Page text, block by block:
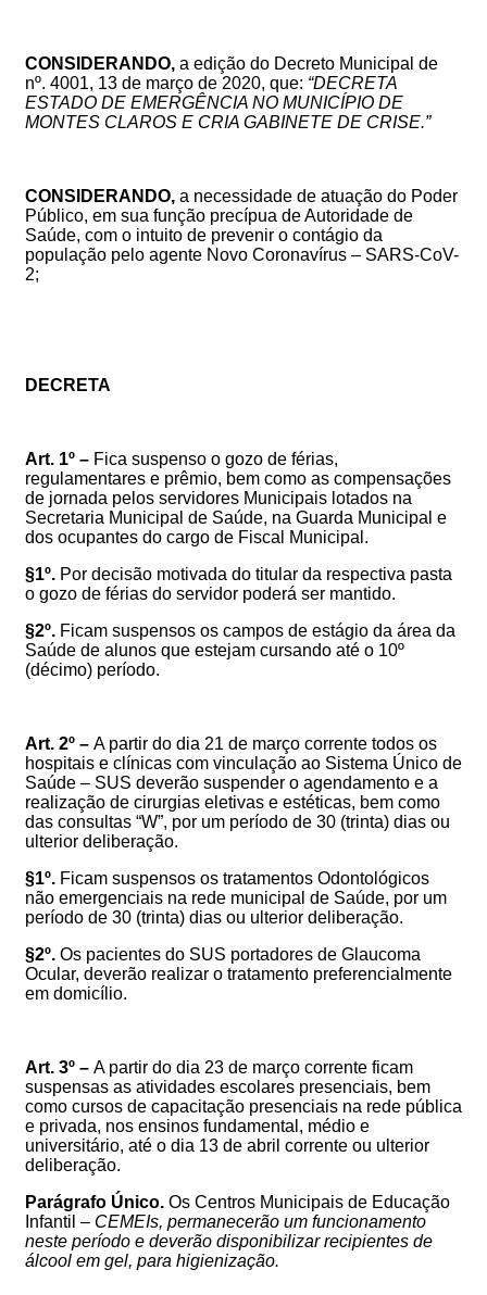
CONSIDERANDO, a edição do Decreto Municipal de
nº. 4001, 13 de março de 2020, que: “DECRETA
ESTADO DE EMERGÊNCIA NO MUNICÍPIO DE
MONTES CLAROS E CRIA GABINETE DE CRISE.”
CONSIDERANDO, a necessidade de atuação do Poder
Público, em sua função precípua de Autoridade de
Saúde, com o intuito de prevenir o contágio da
população pelo agente Novo Coronavírus – SARS-CoV-
2;
DECRETA
Art. 1º – Fica suspenso o gozo de férias,
regulamentares e prêmio, bem como as compensações
de jornada pelos servidores Municipais lotados na
Secretaria Municipal de Saúde, na Guarda Municipal e
dos ocupantes do cargo de Fiscal Municipal.
§1º. Por decisão motivada do titular da respectiva pasta
o gozo de férias do servidor poderá ser mantido.
§2º. Ficam suspensos os campos de estágio da área da
Saúde de alunos que estejam cursando até o 10º
(décimo) período.
Art. 2º – A partir do dia 21 de março corrente todos os
hospitais e clínicas com vinculação ao Sistema Único de
Saúde – SUS deverão suspender o agendamento e a
realização de cirurgias eletivas e estéticas, bem como
das consultas “W”, por um período de 30 (trinta) dias ou
ulterior deliberação.
§1º. Ficam suspensos os tratamentos Odontológicos
não emergenciais na rede municipal de Saúde, por um
período de 30 (trinta) dias ou ulterior deliberação.
§2º. Os pacientes do SUS portadores de Glaucoma
Ocular, deverão realizar o tratamento preferencialmente
em domicílio.
Art. 3º – A partir do dia 23 de março corrente ficam
suspensas as atividades escolares presenciais, bem
como cursos de capacitação presenciais na rede pública
e privada, nos ensinos fundamental, médio e
universitário, até o dia 13 de abril corrente ou ulterior
deliberação.
Parágrafo Único. Os Centros Municipais de Educação
Infantil – CEMEIs, permanecerão um funcionamento
neste período e deverão disponibilizar recipientes de
álcool em gel, para higienização.